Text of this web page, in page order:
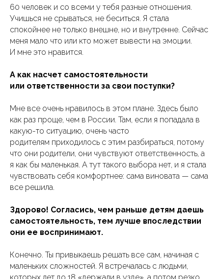
60 человек и со всеми у тебя разные отношения.
Учишься не срываться, не беситься. Я стала
спокойнее не только внешне, но и внутренне. Сейчас
меня мало что или кто может вывести на эмоции.
И мне это нравится.
А как насчет самостоятельности
или ответственности за свои поступки?
Мне все очень нравилось в этом плане. Здесь было
как раз проще, чем в России. Там, если я попадала в
какую-то ситуацию, очень часто
родителям приходилось с этим разбираться, потому
что они родители, они чувствуют ответственность, а
я как бы маленькая. А тут такого выбора нет, и я стала
чувствовать себя комфортнее: сама виновата — сама
все решила.
Здорово! Согласись, чем раньше детям даешь
самостоятельность, тем лучше впоследствии
они ее воспринимают.
Конечно. Ты привыкаешь решать все сам, начиная с
маленьких сложностей. Я встречалась с людьми,